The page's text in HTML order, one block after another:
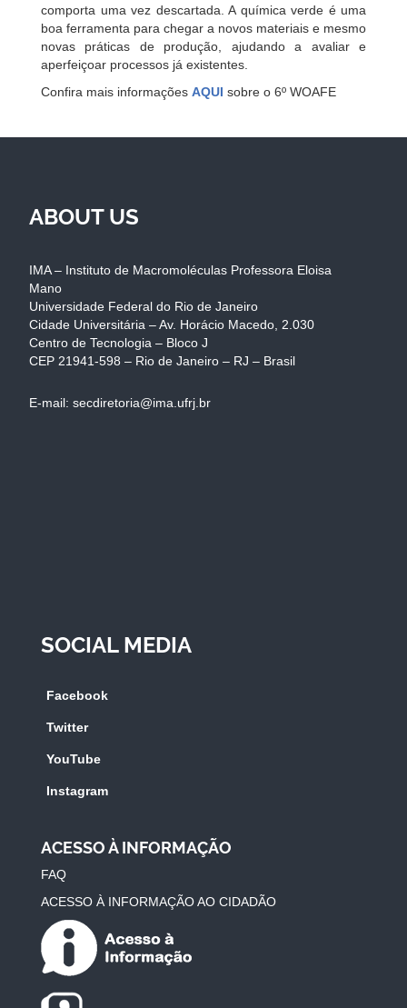
comporta uma vez descartada. A química verde é uma
boa ferramenta para chegar a novos materiais e mesmo
novas práticas de produção, ajudando a avaliar e
aperfeiçoar processos já existentes.
Confira mais informações AQUI sobre o 6º WOAFE
ABOUT US
IMA – Instituto de Macromoléculas Professora Eloisa
Mano
Universidade Federal do Rio de Janeiro
Cidade Universitária – Av. Horácio Macedo, 2.030
Centro de Tecnologia – Bloco J
CEP 21941-598 – Rio de Janeiro – RJ – Brasil
E-mail: secdiretoria@ima.ufrj.br
SOCIAL MEDIA
Facebook
Twitter
YouTube
Instagram
ACESSO À INFORMAÇÃO
FAQ
ACESSO À INFORMAÇÃO AO CIDADÃO